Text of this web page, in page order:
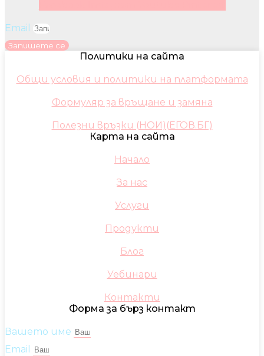
Email
Запишете се
Политики на сайта
Общи условия и политики на платформата
Формуляр за връщане и замяна
Полезни връзки (НОИ)(ЕГОВ.БГ)
Карта на сайта
Начало
За нас
Услуги
Продукти
Блог
Уебинари
Контакти
Форма за бърз контакт
Вашето име
Email